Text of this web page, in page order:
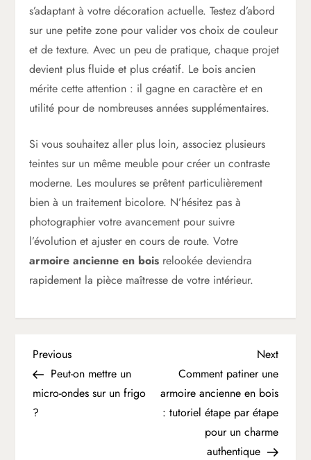
s’adaptant à votre décoration actuelle. Testez d’abord
sur une petite zone pour valider vos choix de couleur
et de texture. Avec un peu de pratique, chaque projet
devient plus fluide et plus créatif. Le bois ancien
mérite cette attention : il gagne en caractère et en
utilité pour de nombreuses années supplémentaires.
Si vous souhaitez aller plus loin, associez plusieurs
teintes sur un même meuble pour créer un contraste
moderne. Les moulures se prêtent particulièrement
bien à un traitement bicolore. N’hésitez pas à
photographier votre avancement pour suivre
l’évolution et ajuster en cours de route. Votre
armoire ancienne en bois relookée deviendra
rapidement la pièce maîtresse de votre intérieur.
N
a
v
Previous
Post
Previous
Peut-on mettre un
micro-ondes sur un frigo
?
Next
Post
Next
Comment patiner une
armoire ancienne en bois
: tutoriel étape par étape
pour un charme
authentique